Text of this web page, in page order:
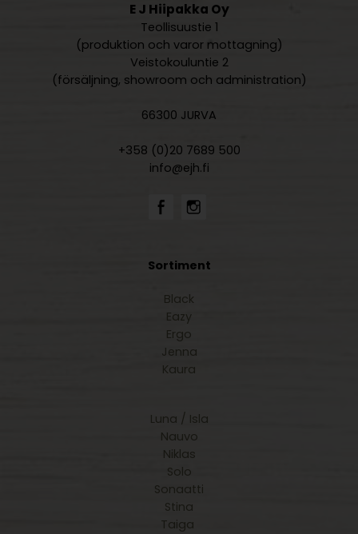
E J Hiipakka Oy
Teollisuustie 1
(produktion och varor mottagning)
Veistokouluntie 2
(försäljning, showroom och administration)
66300 JURVA
+358 (0)20 7689 500
info@ejh.fi
Sortiment
Black
Eazy
Ergo
Jenna
Kaura
Luna / Isla
Nauvo
Niklas
Solo
Sonaatti
Stina
Taiga